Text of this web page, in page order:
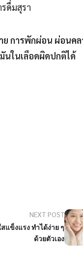
ดื่มสุรา
ย การพักผ่อน ผ่อนคล
นในเลือดผิดปกติได้
NEXT POST
แข็งแรง ทำได้ง่าย ๆ
ด้วยตัวเอง